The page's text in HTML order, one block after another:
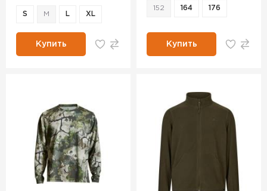
S M L XL
Купить
152 164 176
Купить